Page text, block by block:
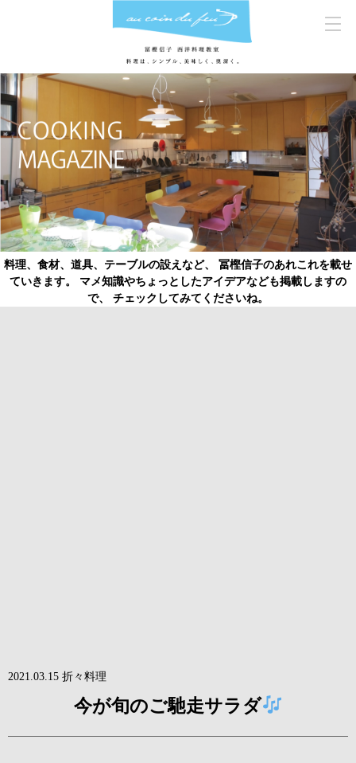
料理、食材、道具、テーブルの設えなど、 冨樫信子のあれこれを載せ
ていきます。 マメ知識やちょっとしたアイデアなども掲載しますの
で、 チェックしてみてくださいね。
2021.03.15 折々料理
今が旬のご馳走サラダ